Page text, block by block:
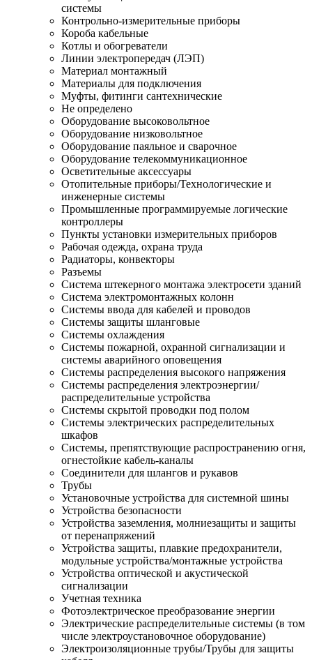
системы
Контрольно-измерительные приборы
Короба кабельные
Котлы и обогреватели
Линии электропередач (ЛЭП)
Материал монтажный
Материалы для подключения
Муфты, фитинги сантехнические
Не определено
Оборудование высоковольтное
Оборудование низковольтное
Оборудование паяльное и сварочное
Оборудование телекоммуникационное
Осветительные аксессуары
Отопительные приборы/Технологические и
инженерные системы
Промышленные программируемые логические
контроллеры
Пункты установки измерительных приборов
Рабочая одежда, охрана труда
Радиаторы, конвекторы
Разъемы
Система штекерного монтажа электросети зданий
Система электромонтажных колонн
Системы ввода для кабелей и проводов
Системы защиты шланговые
Системы охлаждения
Системы пожарной, охранной сигнализации и
системы аварийного оповещения
Системы распределения высокого напряжения
Системы распределения электроэнергии/
распределительные устройства
Системы скрытой проводки под полом
Системы электрических распределительных
шкафов
Системы, препятствующие распространению огня,
огнестойкие кабель-каналы
Соединители для шлангов и рукавов
Трубы
Установочные устройства для системной шины
Устройства безопасности
Устройства заземления, молниезащиты и защиты
от перенапряжений
Устройства защиты, плавкие предохранители,
модульные устройства/монтажные устройства
Устройства оптической и акустической
сигнализации
Учетная техника
Фотоэлектрическое преобразование энергии
Электрические распределительные системы (в том
числе электроустановочное оборудование)
Электроизоляционные трубы/Трубы для защиты